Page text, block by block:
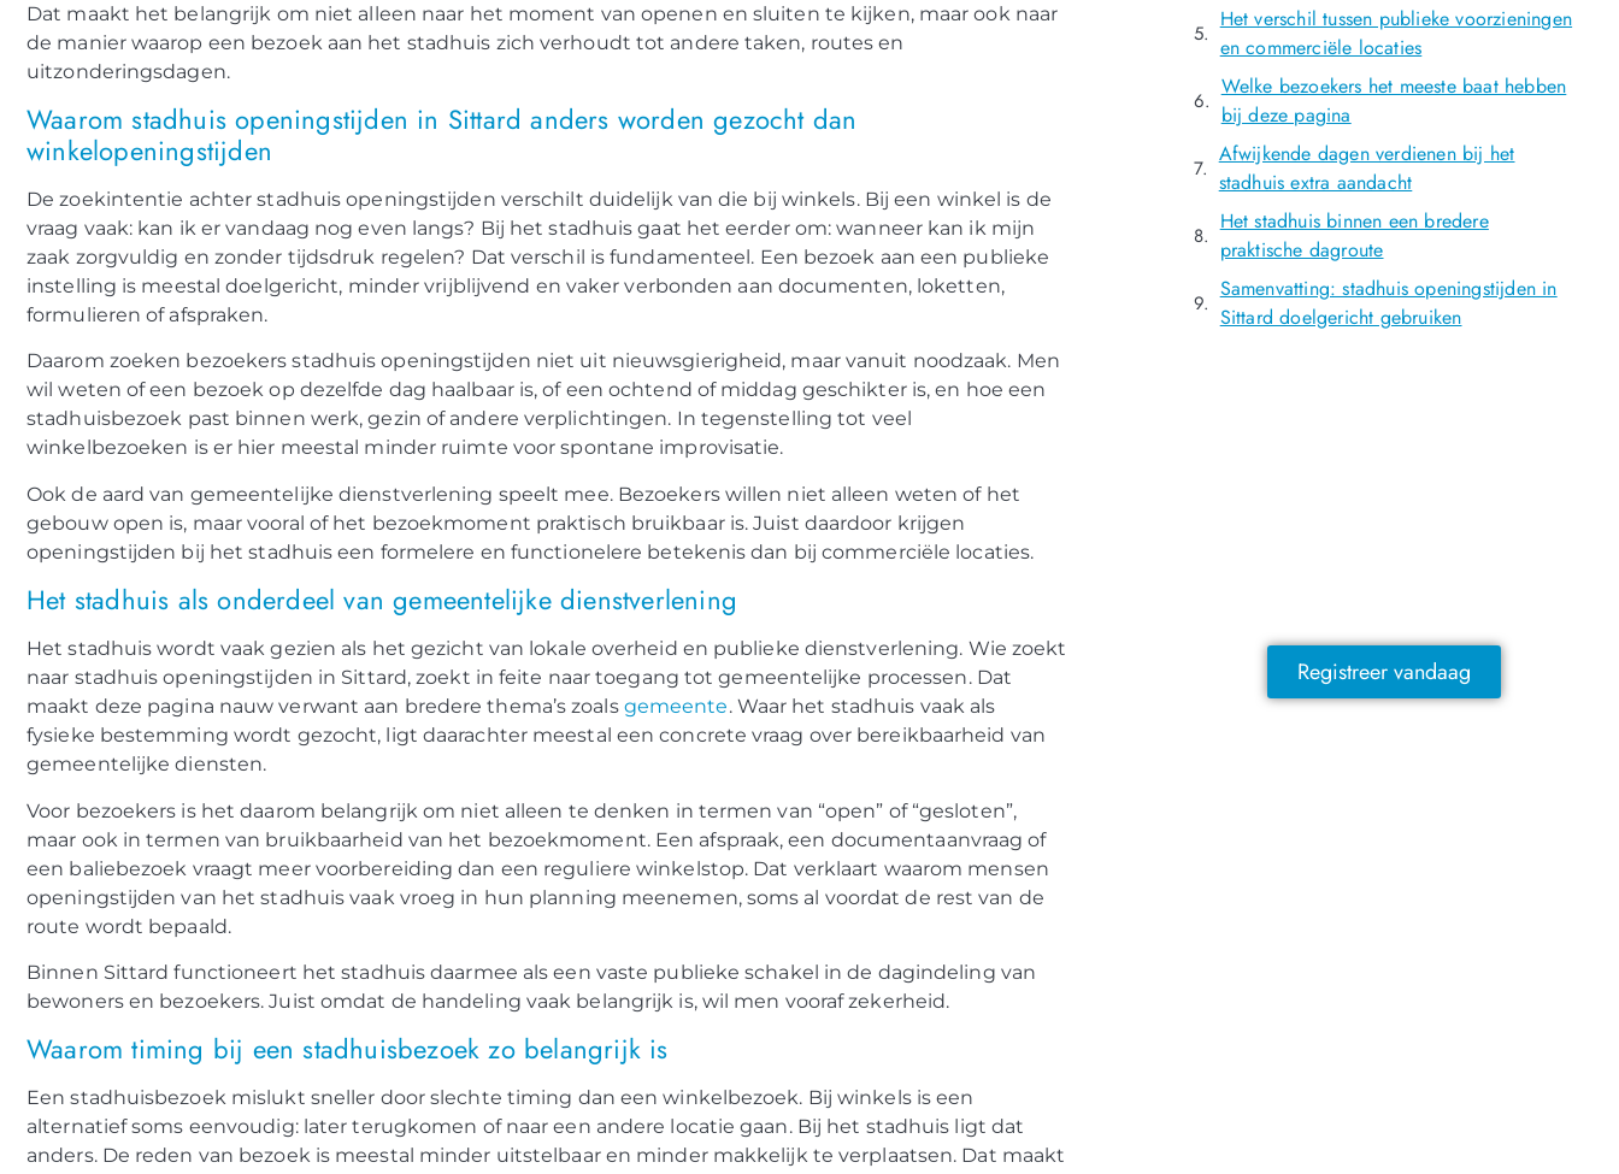
Dat maakt het belangrijk om niet alleen naar het moment van openen en sluiten te kijken, maar ook naar
de manier waarop een bezoek aan het stadhuis zich verhoudt tot andere taken, routes en
uitzonderingsdagen.
Waarom stadhuis openingstijden in Sittard anders worden gezocht dan
winkelopeningstijden
De zoekintentie achter stadhuis openingstijden verschilt duidelijk van die bij winkels. Bij een winkel is de
vraag vaak: kan ik er vandaag nog even langs? Bij het stadhuis gaat het eerder om: wanneer kan ik mijn
zaak zorgvuldig en zonder tijdsdruk regelen? Dat verschil is fundamenteel. Een bezoek aan een publieke
instelling is meestal doelgericht, minder vrijblijvend en vaker verbonden aan documenten, loketten,
formulieren of afspraken.
Daarom zoeken bezoekers stadhuis openingstijden niet uit nieuwsgierigheid, maar vanuit noodzaak. Men
wil weten of een bezoek op dezelfde dag haalbaar is, of een ochtend of middag geschikter is, en hoe een
stadhuisbezoek past binnen werk, gezin of andere verplichtingen. In tegenstelling tot veel
winkelbezoeken is er hier meestal minder ruimte voor spontane improvisatie.
Ook de aard van gemeentelijke dienstverlening speelt mee. Bezoekers willen niet alleen weten of het
gebouw open is, maar vooral of het bezoekmoment praktisch bruikbaar is. Juist daardoor krijgen
openingstijden bij het stadhuis een formelere en functionelere betekenis dan bij commerciële locaties.
Het stadhuis als onderdeel van gemeentelijke dienstverlening
Het stadhuis wordt vaak gezien als het gezicht van lokale overheid en publieke dienstverlening. Wie zoekt
naar stadhuis openingstijden in Sittard, zoekt in feite naar toegang tot gemeentelijke processen. Dat
maakt deze pagina nauw verwant aan bredere thema’s zoals gemeente. Waar het stadhuis vaak als
fysieke bestemming wordt gezocht, ligt daarachter meestal een concrete vraag over bereikbaarheid van
gemeentelijke diensten.
Voor bezoekers is het daarom belangrijk om niet alleen te denken in termen van “open” of “gesloten”,
maar ook in termen van bruikbaarheid van het bezoekmoment. Een afspraak, een documentaanvraag of
een baliebezoek vraagt meer voorbereiding dan een reguliere winkelstop. Dat verklaart waarom mensen
openingstijden van het stadhuis vaak vroeg in hun planning meenemen, soms al voordat de rest van de
route wordt bepaald.
Binnen Sittard functioneert het stadhuis daarmee als een vaste publieke schakel in de dagindeling van
bewoners en bezoekers. Juist omdat de handeling vaak belangrijk is, wil men vooraf zekerheid.
Waarom timing bij een stadhuisbezoek zo belangrijk is
Een stadhuisbezoek mislukt sneller door slechte timing dan een winkelbezoek. Bij winkels is een
alternatief soms eenvoudig: later terugkomen of naar een andere locatie gaan. Bij het stadhuis ligt dat
anders. De reden van bezoek is meestal minder uitstelbaar en minder makkelijk te verplaatsen. Dat maakt
Het verschil tussen publieke voorzieningen
en commerciële locaties
Welke bezoekers het meeste baat hebben
bij deze pagina
Afwijkende dagen verdienen bij het
stadhuis extra aandacht
Het stadhuis binnen een bredere
praktische dagroute
Samenvatting: stadhuis openingstijden in
Sittard doelgericht gebruiken
Registreer vandaag